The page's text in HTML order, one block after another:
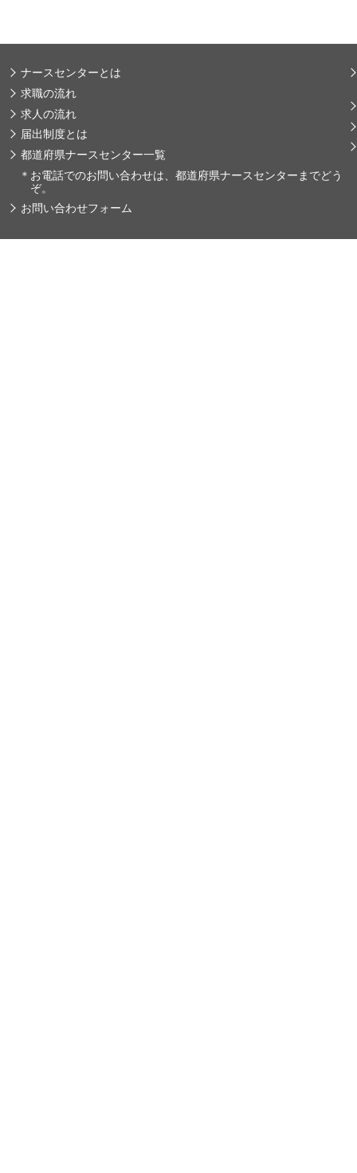
ナースセンターとは
求職の流れ
求人の流れ
届出制度とは
都道府県ナースセンター一覧
＊ お電話でのお問い合わせは、都道府県ナースセンターまでどう
ぞ。
お問い合わせフォーム